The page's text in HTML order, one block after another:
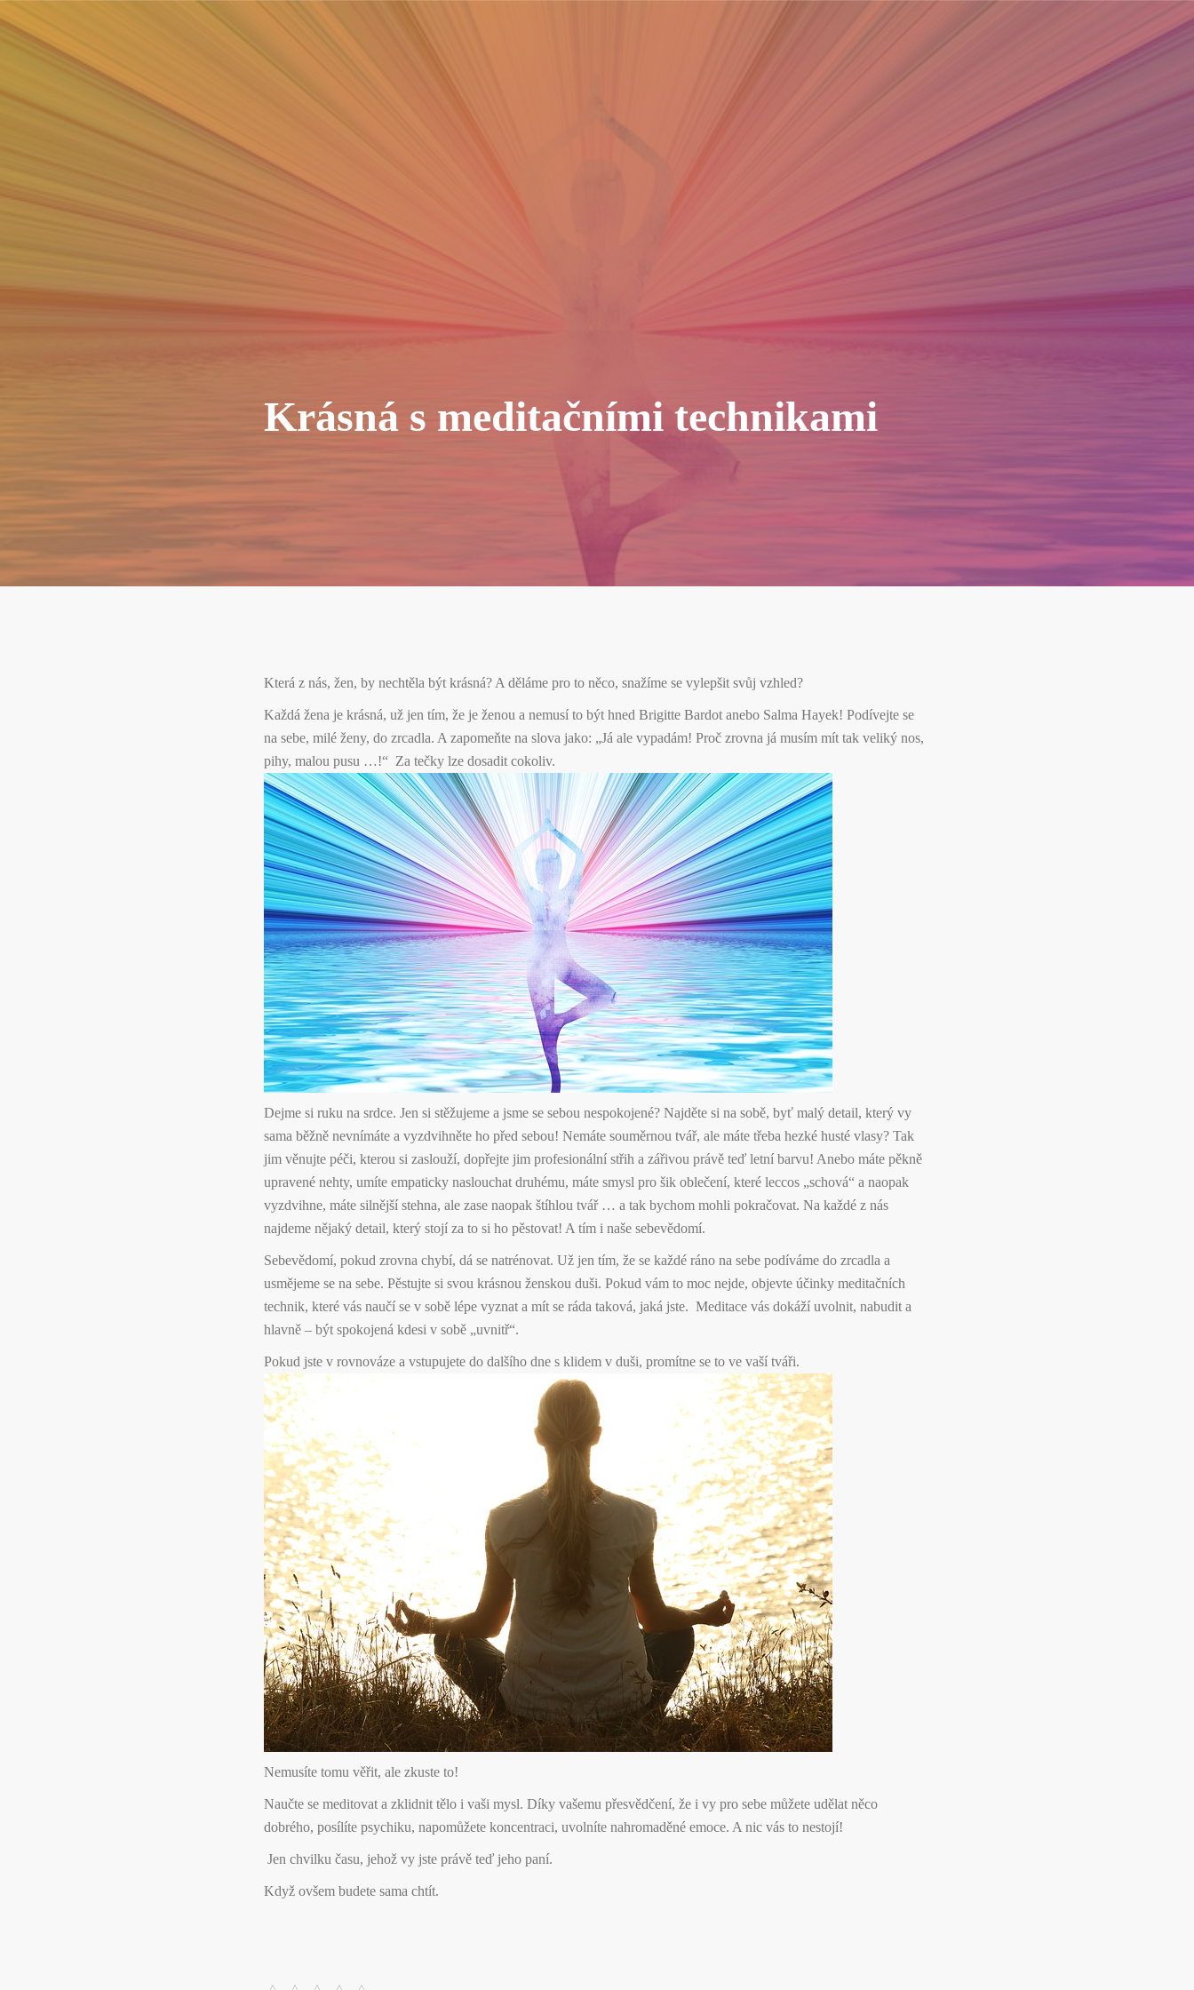
Krásná s meditačními technikami
Která z nás, žen, by nechtěla být krásná? A děláme pro to něco, snažíme se vylepšit svůj vzhled?
Každá žena je krásná, už jen tím, že je ženou a nemusí to být hned Brigitte Bardot anebo Salma Hayek! Podívejte se
na sebe, milé ženy, do zrcadla. A zapomeňte na slova jako: „Já ale vypadám! Proč zrovna já musím mít tak veliký nos,
pihy, malou pusu …!“ Za tečky lze dosadit cokoliv.
Dejme si ruku na srdce. Jen si stěžujeme a jsme se sebou nespokojené? Najděte si na sobě, byť malý detail, který vy
sama běžně nevnímáte a vyzdvihněte ho před sebou! Nemáte souměrnou tvář, ale máte třeba hezké husté vlasy? Tak
jim věnujte péči, kterou si zaslouží, dopřejte jim profesionální střih a zářivou právě teď letní barvu! Anebo máte pěkně
upravené nehty, umíte empaticky naslouchat druhému, máte smysl pro šik oblečení, které leccos „schová“ a naopak
vyzdvihne, máte silnější stehna, ale zase naopak štíhlou tvář … a tak bychom mohli pokračovat. Na každé z nás
najdeme nějaký detail, který stojí za to si ho pěstovat! A tím i naše sebevědomí.
Sebevědomí, pokud zrovna chybí, dá se natrénovat. Už jen tím, že se každé ráno na sebe podíváme do zrcadla a
usmějeme se na sebe. Pěstujte si svou krásnou ženskou duši. Pokud vám to moc nejde, objevte účinky meditačních
technik, které vás naučí se v sobě lépe vyznat a mít se ráda taková, jaká jste. Meditace vás dokáží uvolnit, nabudit a
hlavně – být spokojená kdesi v sobě „uvnitř“.
Pokud jste v rovnováze a vstupujete do dalšího dne s klidem v duši, promítne se to ve vaší tváři.
Nemusíte tomu věřit, ale zkuste to!
Naučte se meditovat a zklidnit tělo i vaši mysl. Díky vašemu přesvědčení, že i vy pro sebe můžete udělat něco
dobrého, posílíte psychiku, napomůžete koncentraci, uvolníte nahromaděné emoce. A nic vás to nestojí!
Jen chvilku času, jehož vy jste právě teď jeho paní.
Když ovšem budete sama chtít.